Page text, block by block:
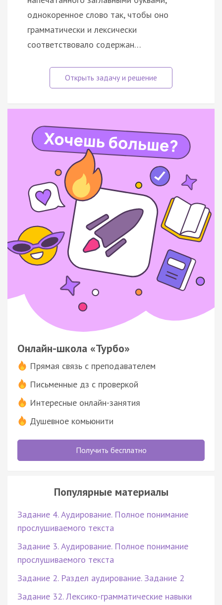
однокоренное слово так, чтобы оно
грамматически и лексически
соответствовало содержан…
Онлайн-школа «Турбо»
Прямая связь с преподавателем
Письменные дз с проверкой
Интересные онлайн-занятия
Душевное комьюнити
Получить бесплатно
Популярные материалы
Задание 4. Аудирование. Полное понимание
прослушиваемого текста
Задание 3. Аудирование. Полное понимание
прослушиваемого текста
Задание 2. Раздел аудирование. Задание 2
Задание 32. Лексико-грамматические навыки